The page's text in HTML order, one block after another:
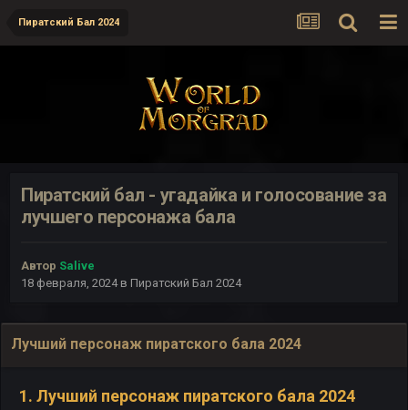
Пиратский Бал 2024
Пиратский бал - угадайка и голосование за
лучшего персонажа бала
Автор Salive
18 февраля, 2024в Пиратский Бал 2024
Лучший персонаж пиратского бала 2024
1. Лучший персонаж пиратского бала 2024